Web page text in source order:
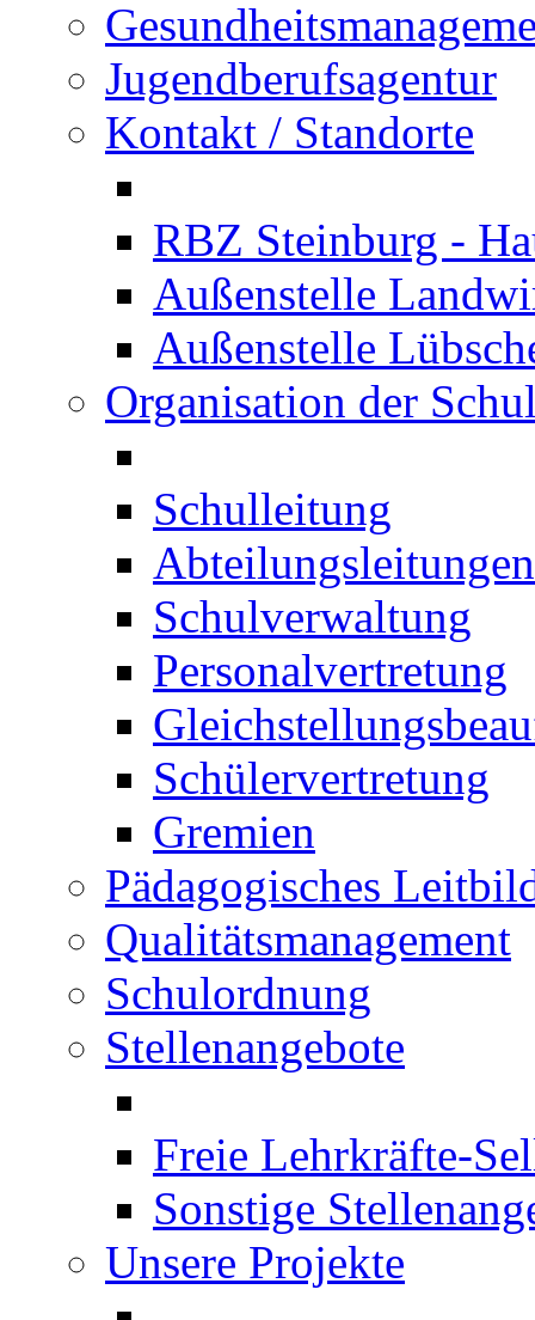
Jugendberufsagentur
Kontakt / Standorte
RBZ Steinburg -
Außenstelle
Außenstelle
Organisation der
Schulleitung
Abteilungsleitungen
Schulverwaltung
Personalvertretung
Schülervertretung
Gremien
Pädagogisches
Qualitätsmanagement
Schulordnung
Stellenangebote
Freie Lehrkräfte-
Sonstige
Unsere Projekte